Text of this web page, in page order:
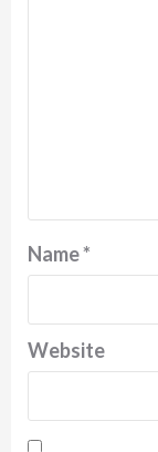
Name*
Website